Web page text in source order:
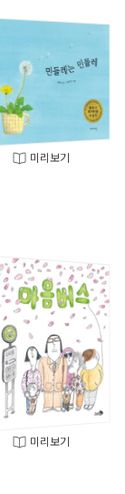
미리보기
미리보기